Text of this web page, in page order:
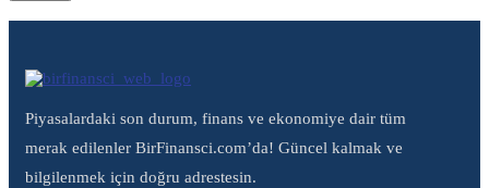
Piyasalardaki son durum, finans ve ekonomiye dair tüm
merak edilenler BirFinansci.com’da! Güncel kalmak ve
bilgilenmek için doğru adrestesin.